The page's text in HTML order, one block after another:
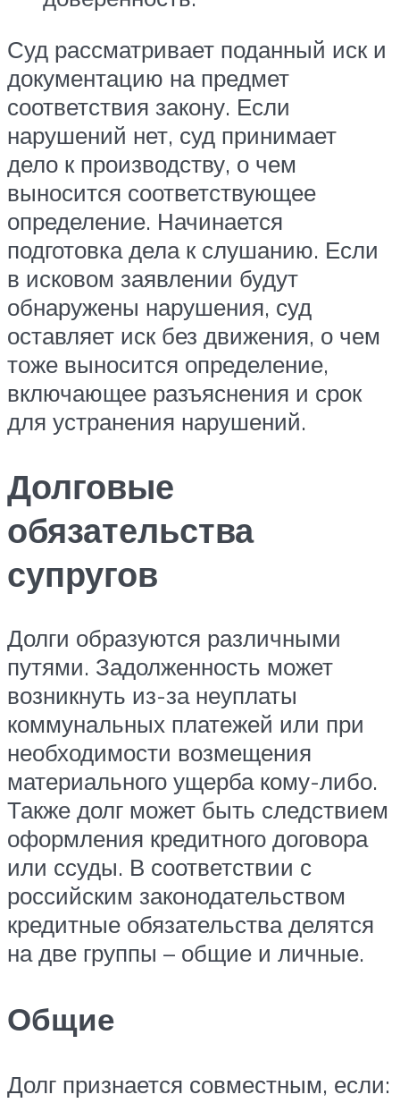
Суд рассматривает поданный иск и
документацию на предмет
соответствия закону. Если
нарушений нет, суд принимает
дело к производству, о чем
выносится соответствующее
определение. Начинается
подготовка дела к слушанию. Если
в исковом заявлении будут
обнаружены нарушения, суд
оставляет иск без движения, о чем
тоже выносится определение,
включающее разъяснения и срок
для устранения нарушений.
Долговые
обязательства
супругов
Долги образуются различными
путями. Задолженность может
возникнуть из-за неуплаты
коммунальных платежей или при
необходимости возмещения
материального ущерба кому-либо.
Также долг может быть следствием
оформления кредитного договора
или ссуды. В соответствии с
российским законодательством
кредитные обязательства делятся
на две группы – общие и личные.
Общие
Долг признается совместным, если: